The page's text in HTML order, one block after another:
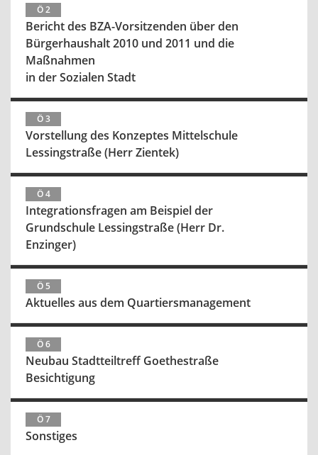
Ö 2
Bericht des BZA-Vorsitzenden über den
Bürgerhaushalt 2010 und 2011 und die
Maßnahmen
in der Sozialen Stadt
Ö 3
Vorstellung des Konzeptes Mittelschule
Lessingstraße (Herr Zientek)
Ö 4
Integrationsfragen am Beispiel der
Grundschule Lessingstraße (Herr Dr.
Enzinger)
Ö 5
Aktuelles aus dem Quartiersmanagement
Ö 6
Neubau Stadtteiltreff Goethestraße
Besichtigung
Ö 7
Sonstiges